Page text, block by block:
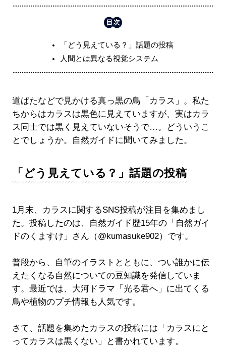
「どう見えている？」話題の投稿
人間とは異なる視覚システム
道ばたなどで見かける真っ黒の鳥「カラス」。私た
ちからはカラスは黒色に見えていますが、実はカラ
ス同士では黒く見えていないそうで…。どういうこ
とでしょうか。自然ガイドに聞いてみました。
「どう見えている？」話題の投稿
1月末、カラスに関するSNS投稿が注目を集めまし
た。投稿したのは、自然ガイド歴15年の「自然ガイ
ドのくますけ」さん（@kumasuke902）です。
普段から、自筆のイラストとともに、つい誰かに伝
えたくなる自然についての豆知識を発信していま
す。最近では、大河ドラマ「光る君へ」に出てくる
鳥や植物のプチ情報も人気です。
さて、話題を集めたカラスの投稿には「カラスにと
ってカラスは黒くない」と書かれています。